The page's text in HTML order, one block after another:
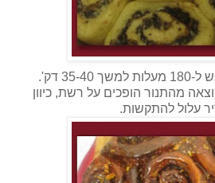
אופים בתנור מחומם מראש ל-180 מעלות למשך 35-40 דק'.
מהתנור הופכים על רשת, כיוון
עלול להתקשות.